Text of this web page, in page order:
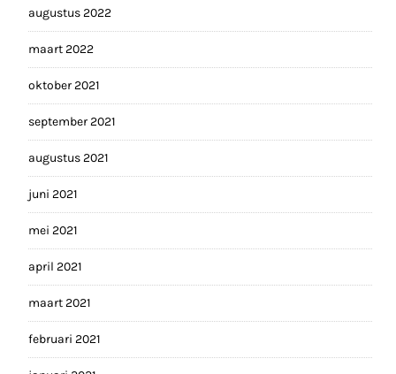
augustus 2022
maart 2022
oktober 2021
september 2021
augustus 2021
juni 2021
mei 2021
april 2021
maart 2021
februari 2021